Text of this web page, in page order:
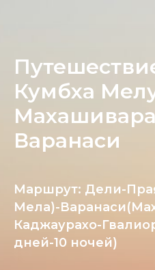
Кумбха
Варанаси
Маршрут: Дели-
Мела)-
Каджаурахо-
дней-10 ночей)